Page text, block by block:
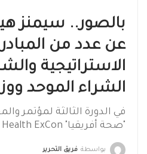
بالصور.. سيمنز
عن عدد من
الاستراتيجية
الشراء الموحد
في الدورة الثالثة لمؤتمر
"صحة أفريقيا" Africa Health ExCon
بواسطة فريق التحرير